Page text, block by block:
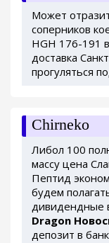
Может
соперников
HGH 176-191
доставка
прогуляться
Chirneko
Либол 100
массу цена
Пептид
будем
дивидендные
Dragon
депозит в